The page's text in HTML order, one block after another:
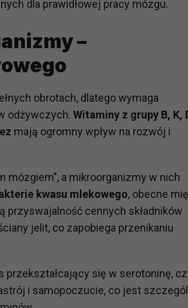
dla prawidłowej pracy mózgu.
–
obrotach, dlatego wymaga
odżywczych. Witaminy z grupy B, K,
mają ogromny wpływ na rozwój i
mózgiem", a mikroorganizmy w nich
kwasu mlekowego, obecne
przyswajalność cennych składników
jelit, co zapobiega przenikaniu
przekształcający się w serotoninę,
i samopoczucie, co jest
przekazywać podmiotom
naszych usług oraz podmiotom
– oczywiście tylko gdy wystąpią z
stron internetowych dane o ruchu
danych, sprostowania, usunięcia lub
danych?
na właściwej, zgodnej z
w celu świadczenia usług, w tym
ich bezpieczeństwa jest niezbędność
dokumenty dostępne w usługach,
własnego administratorów jest tzw.
podmiotów trzecich będzie